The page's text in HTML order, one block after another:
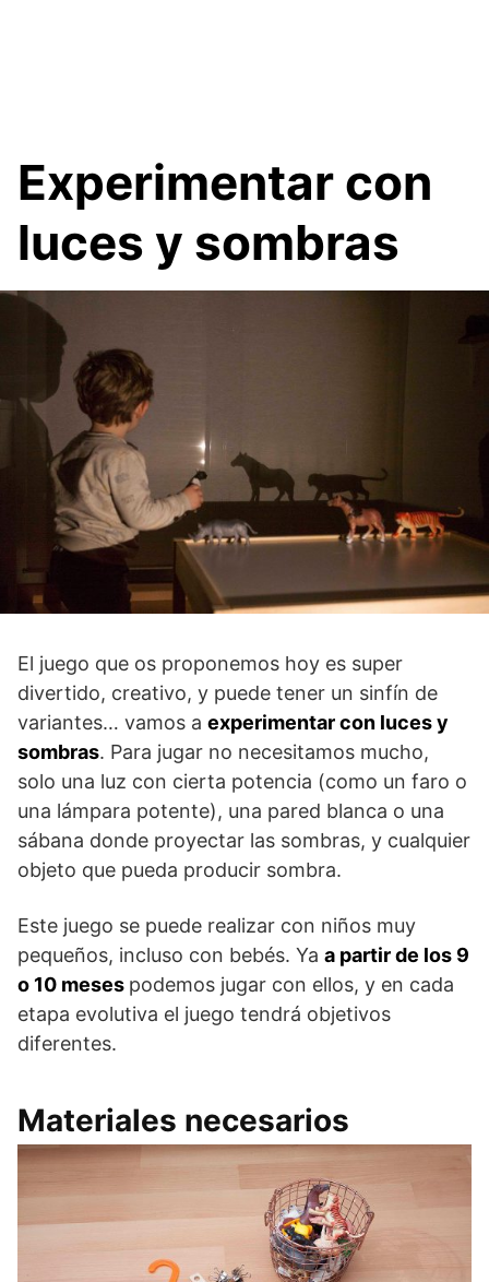
Experimentar con
luces y sombras
El juego que os proponemos hoy es super
divertido, creativo, y puede tener un sinfín de
variantes… vamos a experimentar con luces y
sombras. Para jugar no necesitamos mucho,
solo una luz con cierta potencia (como un faro o
una lámpara potente), una pared blanca o una
sábana donde proyectar las sombras, y cualquier
objeto que pueda producir sombra.
Este juego se puede realizar con niños muy
pequeños, incluso con bebés. Ya a partir de los 9
o 10 meses podemos jugar con ellos, y en cada
etapa evolutiva el juego tendrá objetivos
diferentes.
Materiales necesarios